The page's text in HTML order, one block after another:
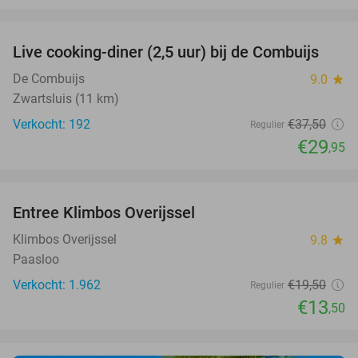
20%
Live cooking-diner (2,5 uur) bij de Combuijs
De Combuijs 9.0 star
Zwartsluis (11 km)
Verkocht: 192
Regulier €37,50
€29,95
Entree Klimbos Overijssel
Klimbos Overijssel 9.8 star
Paasloo
Verkocht: 1.962
Regulier €19,50
€13,50